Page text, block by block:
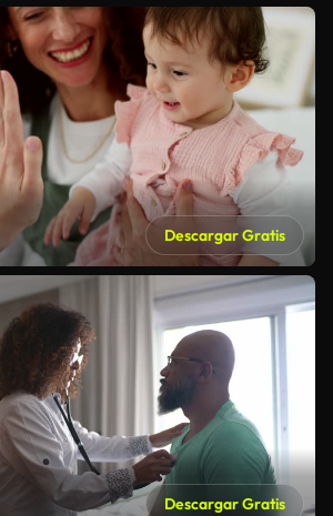
Descargar Gratis
Descargar Gratis